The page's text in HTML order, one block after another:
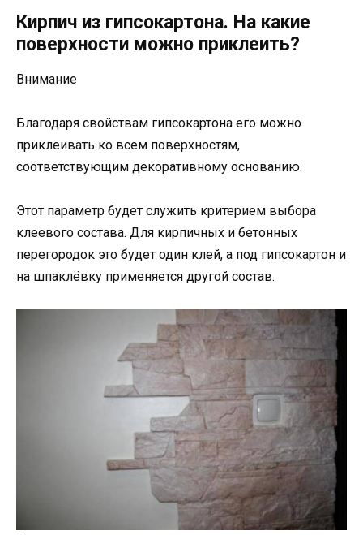
Кирпич из гипсокартона. На какие
поверхности можно приклеить?
Внимание
Благодаря свойствам гипсокартона его можно
приклеивать ко всем поверхностям,
соответствующим декоративному основанию.
Этот параметр будет служить критерием выбора
клеевого состава. Для кирпичных и бетонных
перегородок это будет один клей, а под гипсокартон и
на шпаклёвку применяется другой состав.